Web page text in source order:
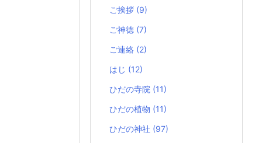
ご挨拶 (9)
ご神徳 (7)
ご連絡 (2)
はじ (12)
ひだの寺院 (11)
ひだの植物 (11)
ひだの神社 (97)